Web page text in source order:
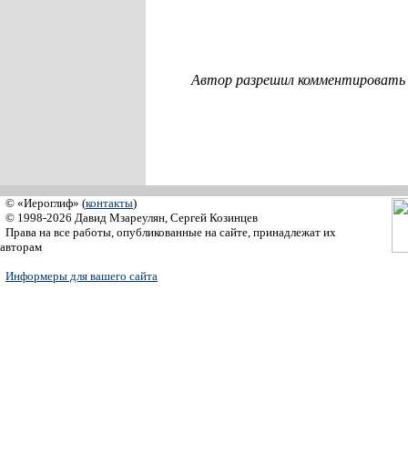
Автор разрешил
© «Иероглиф» (контакты)
© 1998-2026 Давид Мзареулян, Сергей Козинцев
Права на все работы, опубликованные на сайте, принадлежат их
авторам
Информеры для вашего сайта